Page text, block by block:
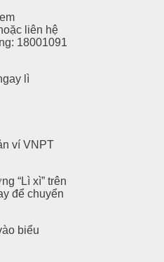
liên hệ
18001091
lì
ví VNPT
“Lì xì” trên
để chuyển
biểu